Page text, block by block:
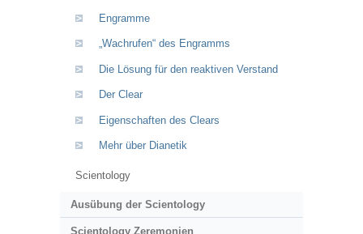
Engramme
„Wachrufen“ des Engramms
Die Lösung für den reaktiven Verstand
Der Clear
Eigenschaften des Clears
Mehr über Dianetik
Scientology
Ausübung der Scientology
Scientology Zeremonien